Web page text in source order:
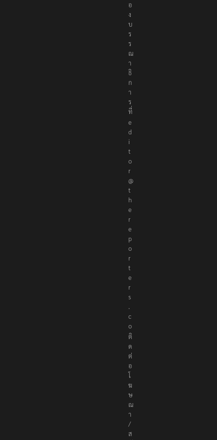
อ
ง
บ
ร
ร
ณ
า
ธิ
ก
า
ร
ที่
e
d
i
t
o
r
@
t
h
e
r
e
p
o
r
t
e
r
s
.
c
o
ติ
ด
ต่
อ
โ
ฆ
ษ
ณ
า
/
ส